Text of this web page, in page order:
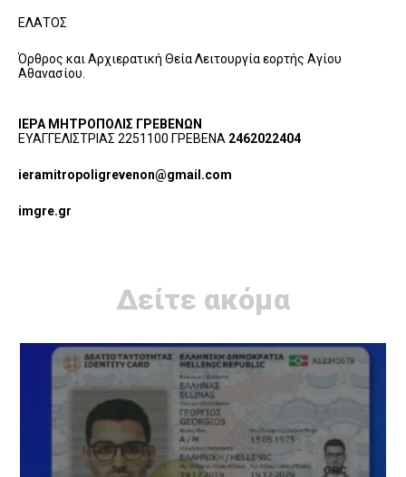
ΕΛΑΤΟΣ
Όρθρος και Αρχιερατική Θεία Λειτουργία εορτής Αγίου
Αθανασίου.
ΙΕΡΑ ΜΗΤΡΟΠΟΛΙΣ ΓΡΕΒΕΝΩΝ
ΕΥΑΓΓΕΛΙΣΤΡΙΑΣ 2251100 ΓΡΕΒΕΝΑ 2462022404
ieramitropoligrevenon@gmail.com
imgre.gr
Δείτε ακόμα